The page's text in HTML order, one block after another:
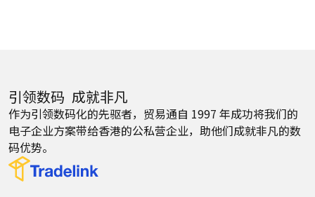
引领数码 成就非凡
作为引领数码化的先驱者，贸易通自 1997 年成功将我们的
电子企业方案带给香港的公私营企业，助他们成就非凡的数
码优势。